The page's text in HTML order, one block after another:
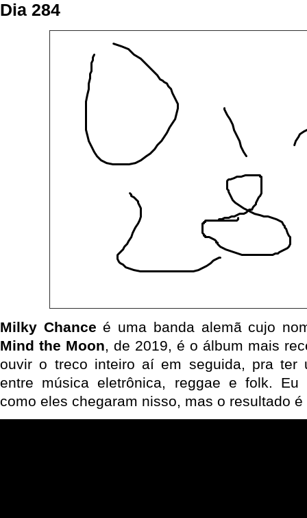
Dia 284
Milky Chance é uma banda alemã cujo
Mind the Moon, de 2019, é o álbum mais
ouvir o treco inteiro aí em seguida, pra ter
entre música eletrônica, reggae e folk. Eu
como eles chegaram nisso, mas o resultado